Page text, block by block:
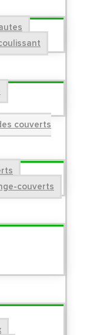
couverts
couverts